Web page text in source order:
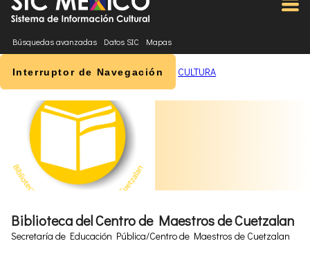
Búsquedas avanzadas Datos SIC Mapas
Interruptor de Navegación CULTURA
Biblioteca del Centro de Maestros de Cuetzalan
Secretaría de Educación Pública/Centro de Maestros de Cuetzalan